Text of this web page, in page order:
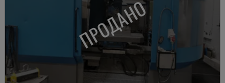
ПРОДАНО